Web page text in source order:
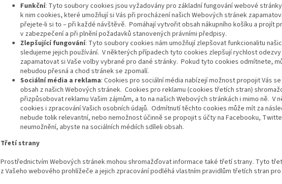
Funkční: Tyto soubory cookies jsou vyžadovány pro základní fungování webové
k nim cookies, které umožňují si Vás při procházení našich Webových stránek
přejete-li si to – při každé návštěvě. Pomáhají vytvořit obsah nákupního košíku a projít
v zabezpečení a při plnění požadavků stanovených právními předpisy.
Zlepšující fungování: Tyto soubory cookies nám umožňují zlepšovat funkcionalitu
sledujeme jejich používání. V některých případech tyto cookies zlepšují rychlost odezvy
zapamatovat si Vaše volby vybrané pro dané stránky. Pokud tyto cookies odmítnete,
nebudou přesná a chod stránek se zpomalí.
Sociální média a reklama: Cookies pro sociální média nabízejí možnost propojit Vás
obsah z našich Webových stránek. Cookies pro reklamu (cookies třetích stran)
přizpůsobovat reklamu Vašim zájmům, a to na našich Webových stránkách i mimo ně.
cookies i zpracování Vašich osobních údajů. Odmítnutí těchto cookies může mít za
nebude tolik relevantní, nebo nemožnost účinně se propojit s účty na Facebooku,
neumožnění, abyste na sociálních médiích sdíleli obsah.
Třetí strany
Prostřednictvím Webových stránek mohou shromažďovat informace také třetí strany. Tyto
z Vašeho webového prohlížeče a jejich zpracování podléhá vlastním pravidlům třetích stran